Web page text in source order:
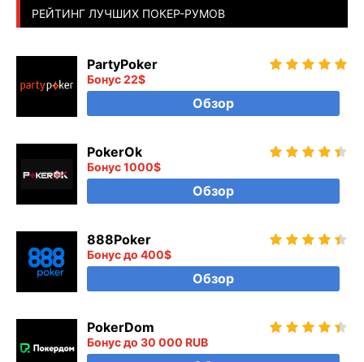
РЕЙТИНГ ЛУЧШИХ ПОКЕР-РУМОВ
PartyPoker
Бонус 22$
Обзор
PokerOk
Бонус 1000$
Обзор
888Poker
Бонус до 400$
Обзор
PokerDom
Бонус до 30 000 RUB